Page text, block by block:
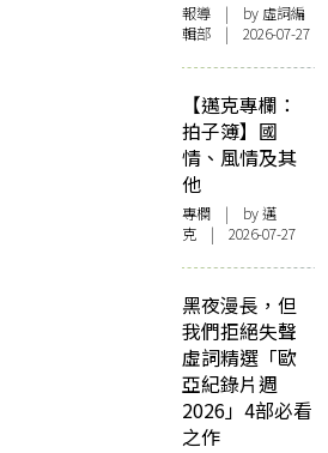
報導 | by 虛詞編
輯部 | 2026-07-27
【邁克專欄：
拍子簿】國
情、風情及其
他
專欄 | by邁
克 | 2026-07-27
黑夜漫長，但
我們拒絕失聲
虛詞精選「歐
亞紀錄片週
2026」4部必看
之作